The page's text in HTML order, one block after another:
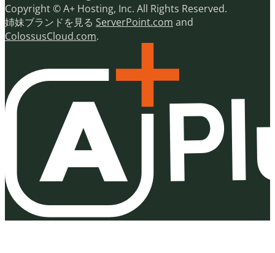
Copyright © A+ Hosting, Inc. All Rights Reserved.
姉妹ブランドを見る ServerPoint.com and
ColossusCloud.com.